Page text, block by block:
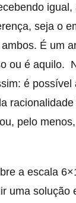
seja o
É um
ou é aquilo.
é possível
pelo
a escala
uma solução